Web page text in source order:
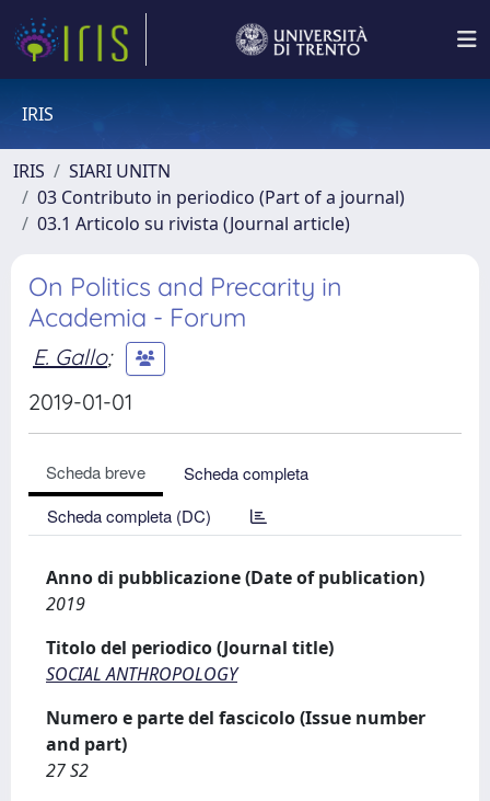
IRIS
IRIS
SIARI UNITN
03 Contributo in periodico (Part of a journal)
03.1 Articolo su rivista (Journal article)
On Politics and Precarity in
Academia - Forum
E. Gallo;
2019-01-01
Scheda breve
Scheda completa
Scheda completa (DC)
Anno di pubblicazione (Date of publication)
2019
Titolo del periodico (Journal title)
SOCIAL ANTHROPOLOGY
Numero e parte del fascicolo (Issue number
and part)
27 S2